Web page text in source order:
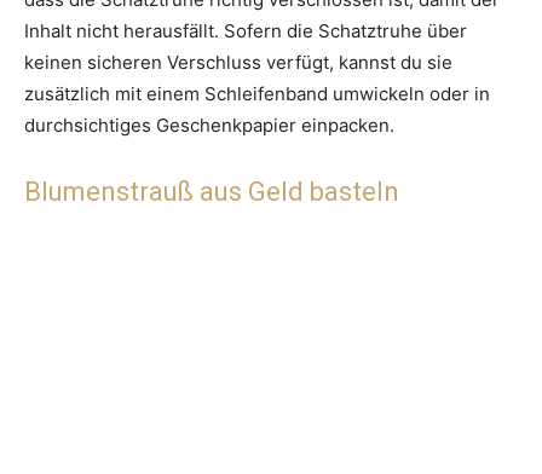
Inhalt nicht herausfällt. Sofern die Schatztruhe über
keinen sicheren Verschluss verfügt, kannst du sie
zusätzlich mit einem Schleifenband umwickeln oder in
durchsichtiges Geschenkpapier einpacken.
Blumenstrauß aus Geld basteln